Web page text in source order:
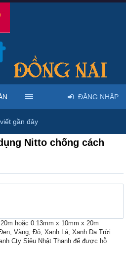
tổng hợp - Uy tín - Miễn phí
Nitto chống cách
hoặc 0.13mm x 10mm x 20m
Vàng, Đỏ, Xanh Lá, Xanh Da Trời
Cty Siêu Nhật Thanh để được hỗ
gần đây
ĐĂNG NHẬP